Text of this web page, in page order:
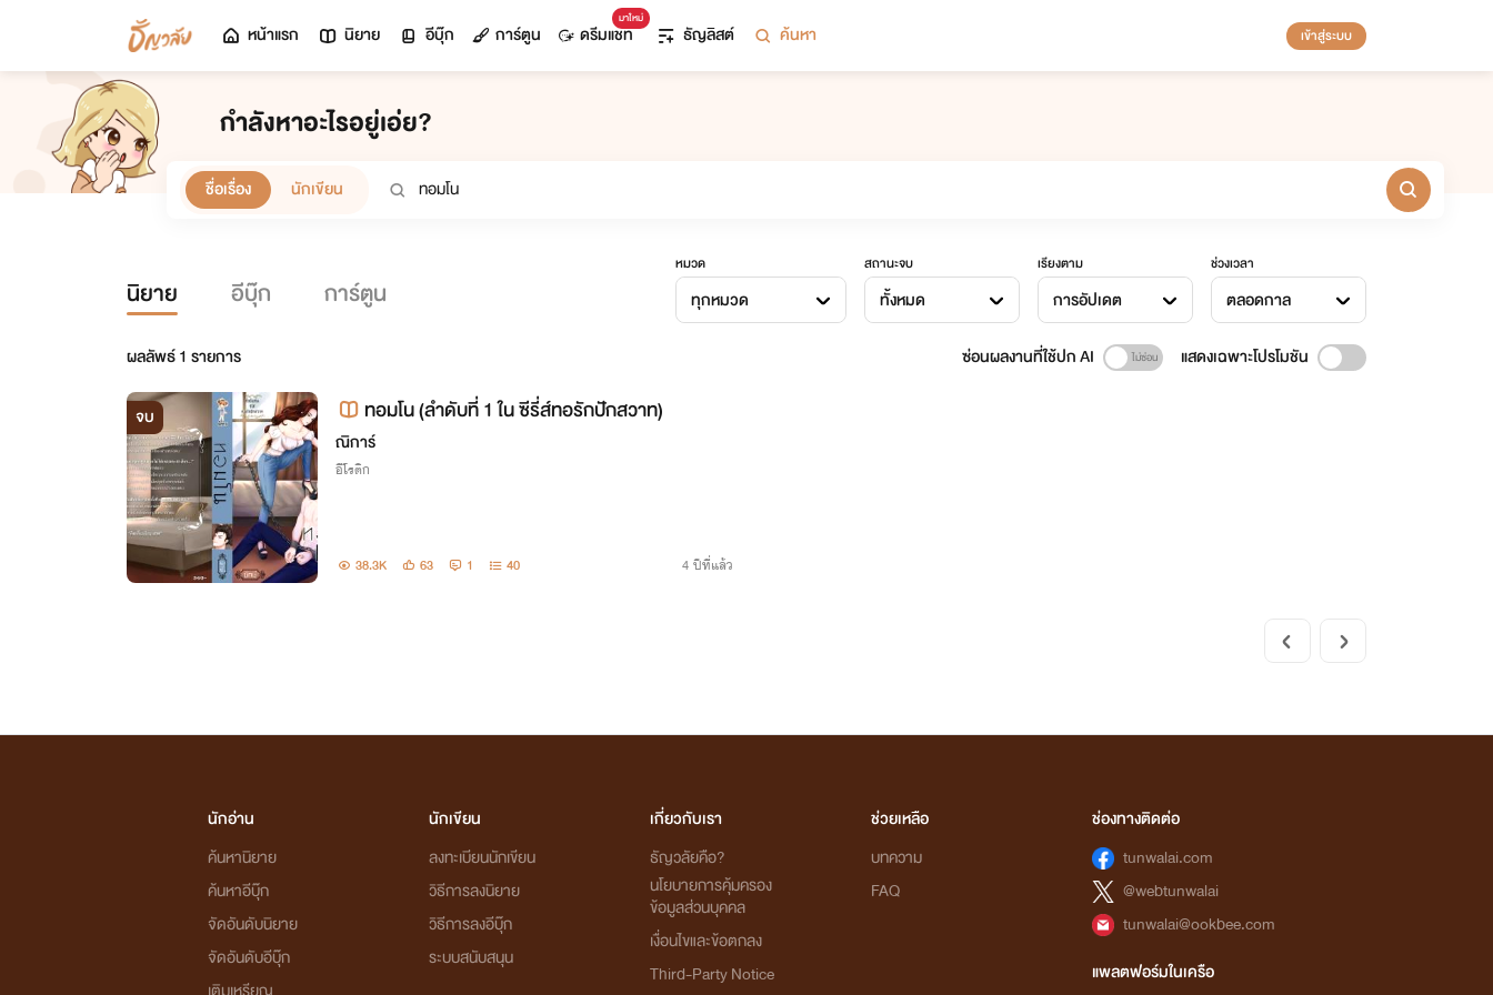
หน้าแรก นิยาย อีบุ๊ก การ์ตูน
มาใหม่
ดรีมแชท ธัญลิสต์ ค้นหา เข้าสู่ระบบ
กำลังหาอะไรอยู่เอ่ย?
ชื่อเรื่อง นักเขียน
นิยาย อีบุ๊ก การ์ตูน
หมวด
ทุกหมวด
สถานะจบ
ทั้งหมด
เรียงตาม
การอัปเดต
ช่วงเวลา
ตลอดกาล
ผลลัพธ์1 รายการ ซ่อนผลงานที่ใช้ปก AI แสดงเฉพาะโปรโมชัน
จบ ทอมโน (ลำดับที่ 1 ใน ซีรี่ส์ทอรักปักสวาท)
ณิการ์
อีโรติก
38.3K 63 1 40 4 ปีที่แล้ว
นักอ่าน
ค้นหานิยาย
ค้นหาอีบุ๊ก
จัดอันดับนิยาย
จัดอันดับอีบุ๊ก
นักเขียน
ลงทะเบียนนักเขียน
วิธีการลงนิยาย
วิธีการลงอีบุ๊ก
ระบบสนับสนุน
เกี่ยวกับเรา
ธัญวลัยคือ?
นโยบายการคุ้มครอง
ข้อมูลส่วนบุคคล
เงื่อนไขและข้อตกลง
Third-Party Notice
ช่วยเหลือ
บทความ
FAQ
ช่องทางติดต่อ
tunwalai.com
@webtunwalai
tunwalai@ookbee.com
แพลตฟอร์มในเครือ